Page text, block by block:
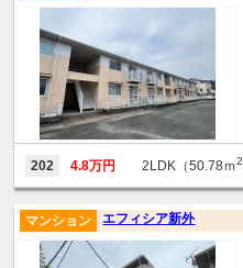
202 4.8万円 2LDK（50.78ｍ2
エフィシア新外
マンション